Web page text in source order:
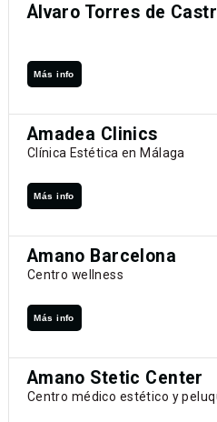
Álvaro Torres de
Más info
Amadea Clinics
Clínica Estética en Málaga
Más info
Amano Barcelona
Centro wellness
Más info
Amano Stetic Center
Centro médico estético y